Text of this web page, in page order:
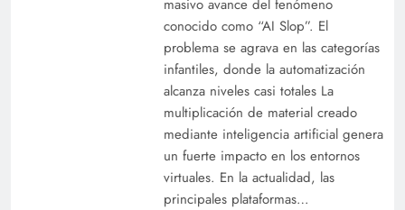
masivo avance del fenómeno
conocido como “AI Slop”. El
problema se agrava en las categorías
infantiles, donde la automatización
alcanza niveles casi totales La
multiplicación de material creado
mediante inteligencia artificial genera
un fuerte impacto en los entornos
virtuales. En la actualidad, las
principales plataformas…